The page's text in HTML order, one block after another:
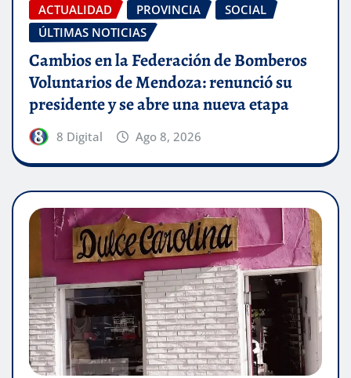
ACTUALIDAD PROVINCIA
SOCIAL
ÚLTIMAS NOTICIAS
Cambios en la Federación de Bomberos
Voluntarios de Mendoza: renunció su
presidente y se abre una nueva etapa
8 Digital Ago 8, 2026